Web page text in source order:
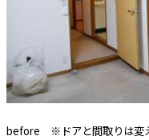
before ※ドアと間取りは変え